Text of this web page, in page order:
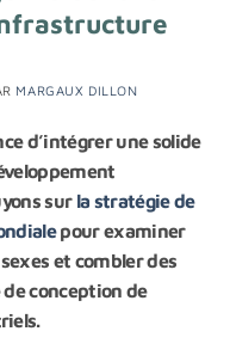
MARGAUX DILLON
d’intégrer une solide
sur la stratégie de
pour examiner
et combler des
conception de